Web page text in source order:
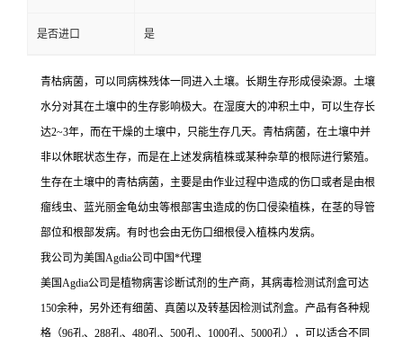
是否进口 是
青枯病菌，可以同病株残体一同进入土壤。长期生存形成侵染源。土壤
水分对其在土壤中的生存影响极大。在湿度大的冲积土中，可以生存长
达2~3年，而在干燥的土壤中，只能生存几天。青枯病菌，在土壤中并
非以休眠状态生存，而是在上述发病植株或某种杂草的根际进行繁殖。
生存在土壤中的青枯病菌，主要是由作业过程中造成的伤口或者是由根
瘤线虫、蓝光丽金龟幼虫等根部害虫造成的伤口侵染植株，在茎的导管
部位和根部发病。有时也会由无伤口细根侵入植株内发病。
我公司为美国Agdia公司中国*代理
美国Agdia公司是植物病害诊断试剂的生产商，其病毒检测试剂盒可达
150余种，另外还有细菌、真菌以及转基因检测试剂盒。产品有各种规
格（96孔、288孔、480孔、500孔、1000孔、5000孔），可以适合不同